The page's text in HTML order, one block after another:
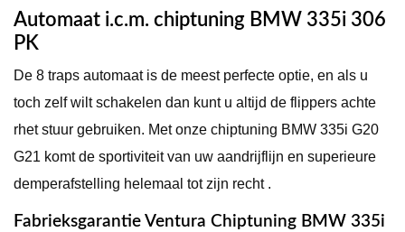
Automaat i.c.m. chiptuning BMW 335i 306
PK
De 8 traps automaat is de meest perfecte optie, en als u
toch zelf wilt schakelen dan kunt u altijd de flippers achte
rhet stuur gebruiken. Met onze chiptuning BMW 335i G20
G21 komt de sportiviteit van uw aandrijflijn en superieure
demperafstelling helemaal tot zijn recht .
Fabrieksgarantie Ventura Chiptuning BMW 335i